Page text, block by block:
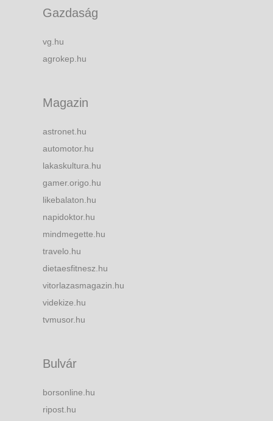
Gazdaság
vg.hu
agrokep.hu
Magazin
astronet.hu
automotor.hu
lakaskultura.hu
gamer.origo.hu
likebalaton.hu
napidoktor.hu
mindmegette.hu
travelo.hu
dietaesfitnesz.hu
vitorlazasmagazin.hu
videkize.hu
tvmusor.hu
Bulvár
borsonline.hu
ripost.hu